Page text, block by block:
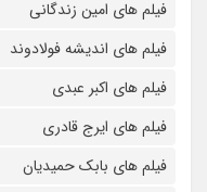
فیلم های امین زندگانی
فیلم های اندیشه فولادوند
فیلم های اکبر عبدی
فیلم های ایرج قادری
فیلم های بابک حمیدیان